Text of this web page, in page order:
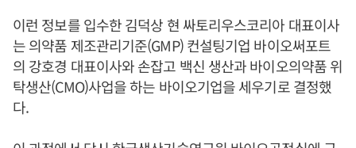
이런 정보를 입수한 김덕상 현 싸토리우스코리아 대표이사
는 의약품 제조관리기준(GMP) 컨설팅기업 바이오써포트
의 강호경 대표이사와 손잡고 백신 생산과 바이오의약품 위
탁생산(CMO)사업을 하는 바이오기업을 세우기로 결정했
다.